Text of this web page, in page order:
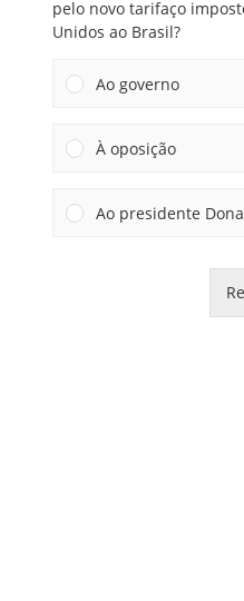
pelo novo tarifaço
Unidos ao Brasil?
Ao governo
À oposição
Ao presidente